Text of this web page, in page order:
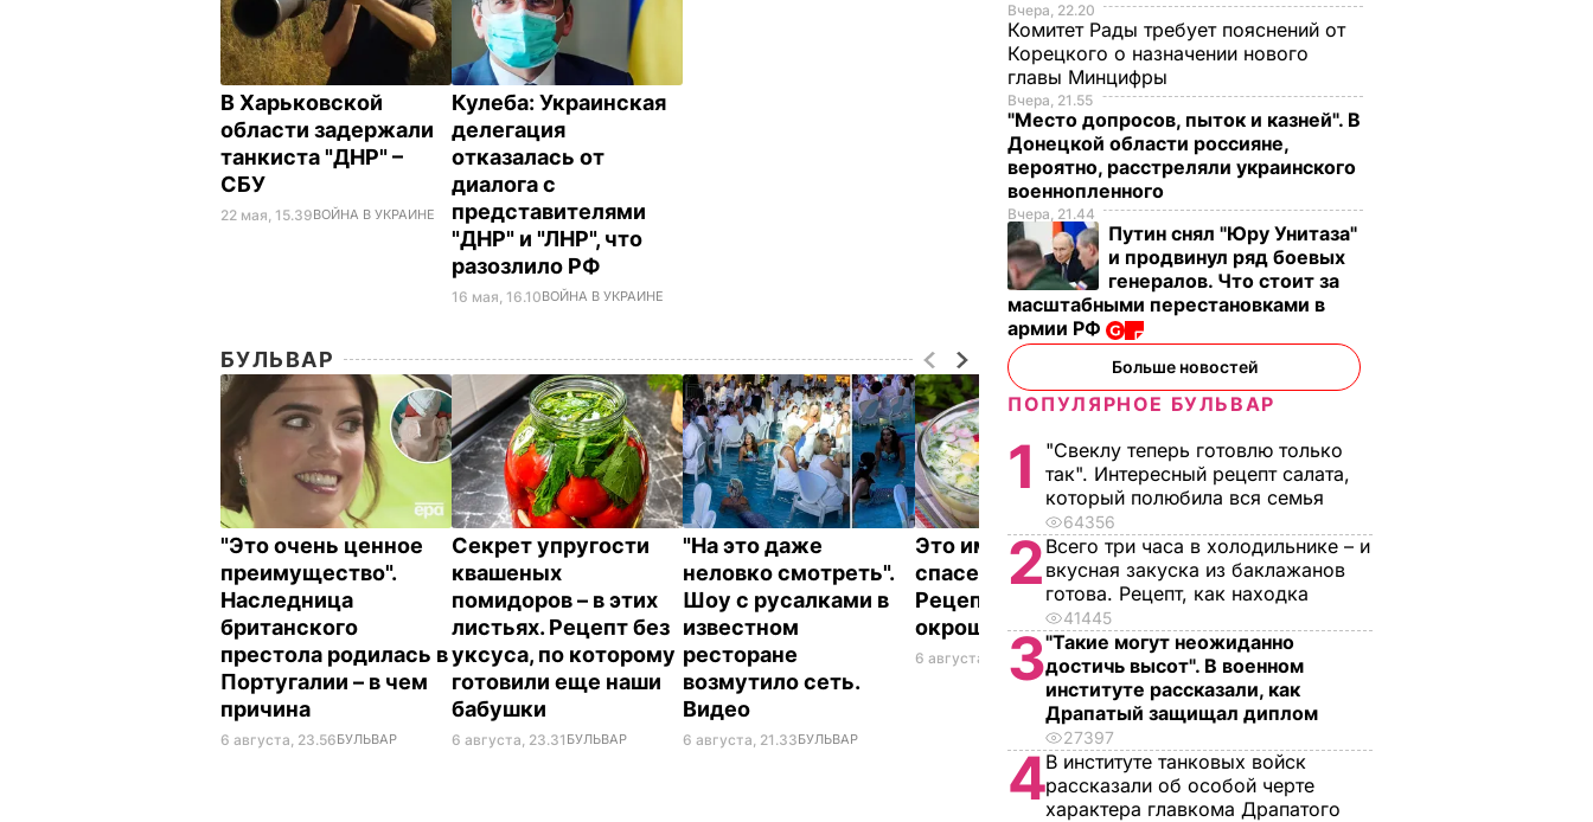
В Харьковской
области задержали
танкиста "ДНР" –
СБУ
22 мая, 15.39ВОЙНА В УКРАИНЕ
Кулеба: Украинская
делегация
отказалась от
диалога с
представителями
"ДНР" и "ЛНР", что
разозлило РФ
16 мая, 16.10ВОЙНА В УКРАИНЕ
БУЛЬВАР
"Это очень ценное
преимущество".
Наследница
британского
престола родилась в
Португалии – в чем
причина
6 августа, 23.56БУЛЬВАР
Секрет упругости
квашеных
помидоров – в этих
листьях. Рецепт без
уксуса, по которому
готовили еще наши
бабушки
6 августа, 23.31 БУЛЬВАР
"На это даже
неловко смотреть".
Шоу с русалками в
известном
ресторане
возмутило сеть.
Видео
6 августа, 21.33БУЛЬВАР
Это именно то, что
спасет в жару.
Рецепт вкуснейшей
окрошки
6 августа, 18.21БУЛЬВАР
"Хрустящие
снаружи и нежные
внутри". Самые
вкусные жареные
кабачки
6 августа, 18.09 БУЛЬВАР
Вчера, 22.20
Комитет Рады требует пояснений от
Корецкого о назначении нового
главы Минцифры
Вчера, 21.55
"Место допросов, пыток и казней". В
Донецкой области россияне,
вероятно, расстреляли украинского
военнопленного
Вчера, 21.44
Путин снял "Юру Унитаза"
и продвинул ряд боевых
генералов. Что стоит за
масштабными перестановками в
армии РФ
Больше новостей
ПОПУЛЯРНОЕ БУЛЬВАР
1
"Свеклу теперь готовлю только
так". Интересный рецепт салата,
который полюбила вся семья
64356
2 Всего три часа в холодильнике – и
вкусная закуска из баклажанов
готова. Рецепт, как находка
41445
3"Такие могут неожиданно
достичь высот". В военном
институте рассказали, как
Драпатый защищал диплом
27397
4В институте танковых войск
рассказали об особой черте
характера главкома Драпатого